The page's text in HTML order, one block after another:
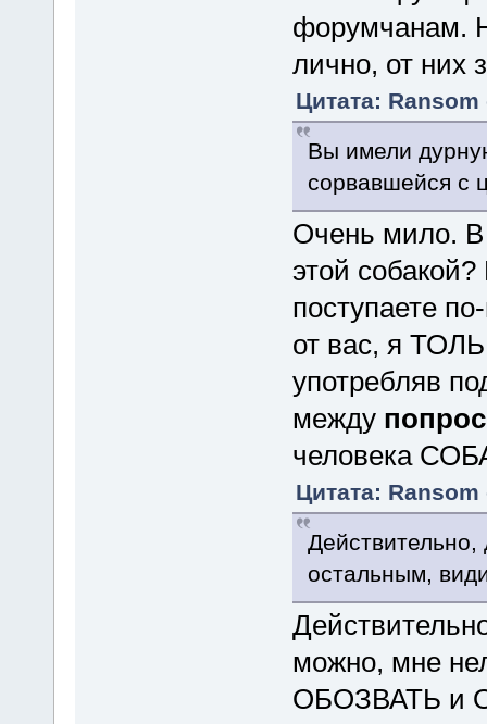
форумчанам.
лично, от них
Цитата: Ransom
Вы имели
сорвавшейся с
Очень мило. В
этой
поступаете
от вас, я
употребляв
между
человека
Цитата: Ransom
остальным,
можно, мне
ОБОЗВАТЬ и